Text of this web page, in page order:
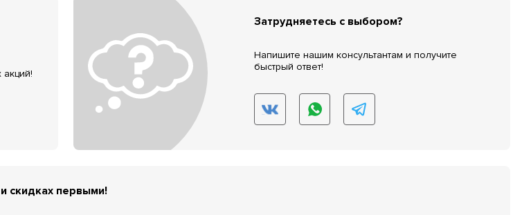
Затрудняетесь с выбором?
Напишите нашим консультантам и получите
быстрый ответ!
скидках первыми!